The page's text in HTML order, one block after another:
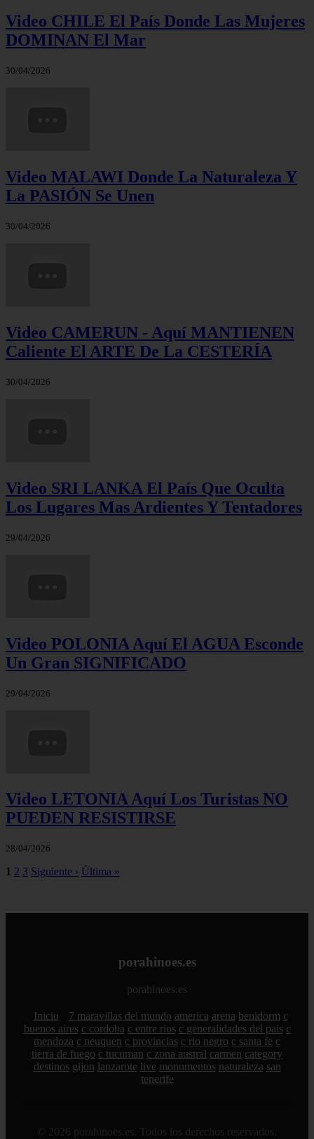
Video CHILE El País Donde Las Mujeres
DOMINAN El Mar
30/04/2026
Video MALAWI Donde La Naturaleza Y
La PASIÓN Se Unen
30/04/2026
Video CAMERUN - Aquí MANTIENEN
Caliente El ARTE De La CESTERÍA
30/04/2026
Video SRI LANKA El País Que Oculta
Los Lugares Mas Ardientes Y Tentadores
29/04/2026
Video POLONIA Aquí El AGUA Esconde
Un Gran SIGNIFICADO
29/04/2026
Video LETONIA Aquí Los Turistas NO
PUEDEN RESISTIRSE
28/04/2026
1 2 3 Siguiente › Última »
porahinoes.es
porahinoes.es
Inicio 7 maravillas del mundo america arena benidorm c
buenos aires c cordoba c entre rios c generalidades del pais c
mendoza c neuquen c provincias c rio negro c santa fe c
tierra de fuego c tucuman c zona austral carmen category
destinos gijon lanzarote live monumentos naturaleza san
tenerife
© 2026 porahinoes.es. Todos los derechos reservados.